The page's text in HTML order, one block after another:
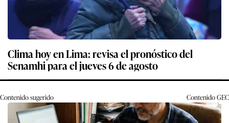
Clima hoy en Lima: revisa el pronóstico del
Senamhi para el jueves 6 de agosto
Contenido sugerido ContenidoGEC